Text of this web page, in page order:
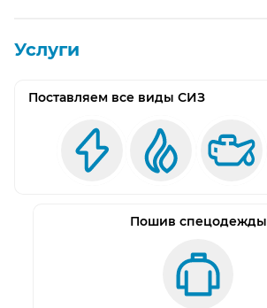
Услуги
Поставляем все виды СИЗ
Пошив спецодежды